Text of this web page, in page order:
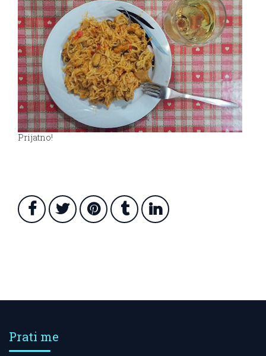
Prijatno!
Prati me